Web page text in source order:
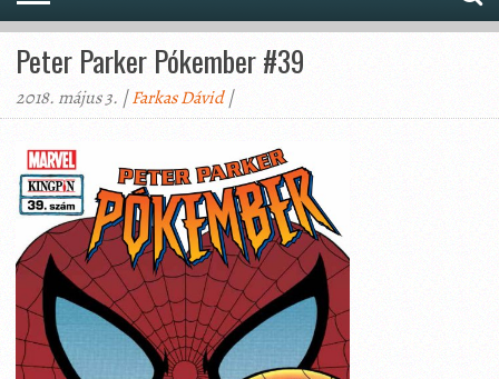
Peter Parker Pókember #39
2018. május 3. |Farkas Dávid|